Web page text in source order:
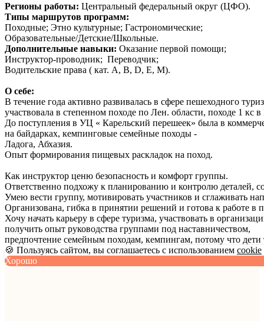
Регионы работы: Центральный федеральный округ (ЦФО).
Типы маршрутов программ:
Походные; Этно культурные; Гастрономические;
Образовательные/Детские/Школьные.
Дополнительные навыки: Оказание первой помощи;
Инструктор-проводник; Переводчик;
Водительские права ( кат. A, B, D, E, M).
О себе:
В течение года активно развивалась в сфере пешеходного
участвовала в степенном походе по Лен. области, походе 1 кс
До поступления в УЦ « Карельский перешеек» была в
на байдарках, кемпинговые семейные походы -
Ладога, Абхазия.
Опыт формирования пищевых раскладок на поход.
Как инструктор ценю безопасность и комфорт группы.
Ответственно подхожу к планированию и контролю деталей,
Умею вести группу, мотивировать участников и сглаживать
Организована, гибка в принятии решений и готова к работе в
Хочу начать карьеру в сфере туризма, участвовать в
получить опыт руководства группами под наставничеством,
предпочтение семейным походам, кемпингам, потому что
🍪 Пользуясь сайтом, вы соглашаетесь с использованием cookie
Хорошо